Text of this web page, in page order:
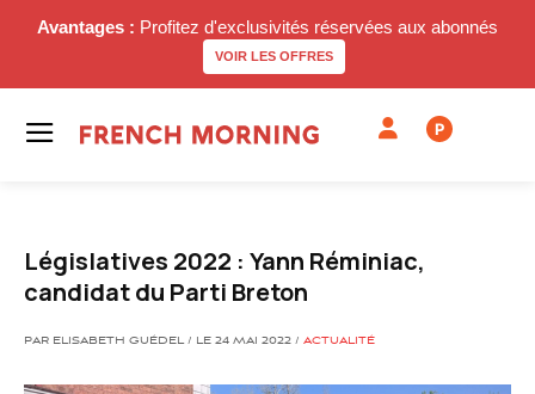
Avantages : Profitez d'exclusivités réservées aux abonnés
VOIR LES OFFRES
P
Législatives 2022 : Yann Réminiac,
candidat du Parti Breton
PAR ELISABETH GUÉDEL / LE 24 MAI 2022 / ACTUALITÉ